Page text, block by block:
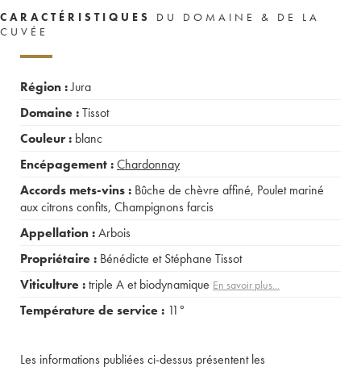
CARACTÉRISTIQUES
DU DOMAINE & DE LA
CUVÉE
Région :Jura
Domaine :Tissot
Couleur : blanc
Encépagement :Chardonnay
Accords mets-vins : Bûche de chèvre affiné, Poulet mariné
aux citrons confits, Champignons farcis
Appellation :Arbois
Propriétaire : Bénédicte et Stéphane Tissot
Viticulture :triple A et biodynamique En savoir plus...
Température de service : 11°
Les informations publiées ci-dessus présentent les